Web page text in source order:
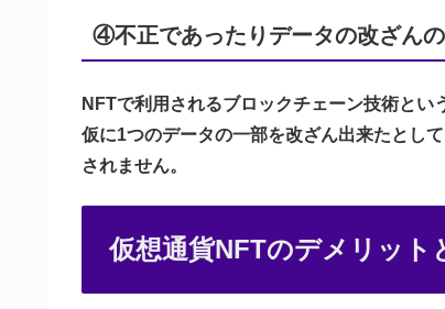
④不正であったりデータの改ざん
NFTで利用されるブロックチェーン技術とい
仮に1つのデータの一部を改ざん出来たとし
されません。
仮想通貨NFTのデメリット